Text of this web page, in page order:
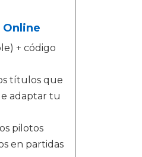
Online
+ código
títulos que
adaptar tu
pilotos
en partidas